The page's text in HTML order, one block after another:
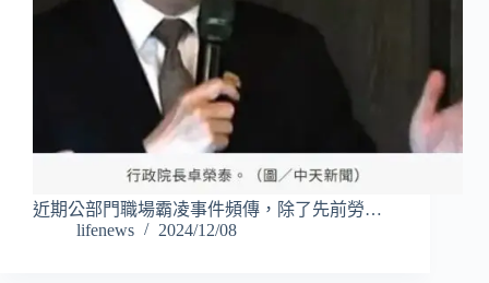
近期公部門職場霸凌事件頻傳，除了先前勞…
lifenews
2024/12/08